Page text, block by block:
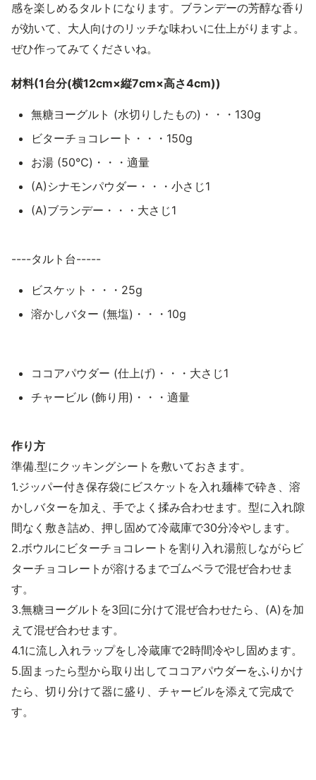
感を楽しめるタルトになります。ブランデーの芳醇な香り
が効いて、大人向けのリッチな味わいに仕上がりますよ。
ぜひ作ってみてくださいね。
材料(1台分(横12cm×縦7cm×高さ4cm))
無糖ヨーグルト (水切りしたもの)・・・130g
ビターチョコレート・・・150g
お湯 (50℃)・・・適量
(A)シナモンパウダー・・・小さじ1
(A)ブランデー・・・大さじ1
----タルト台-----
ビスケット・・・25g
溶かしバター (無塩)・・・10g
ココアパウダー (仕上げ)・・・大さじ1
チャービル (飾り用)・・・適量
作り方
準備.型にクッキングシートを敷いておきます。
1.ジッパー付き保存袋にビスケットを入れ麺棒で砕き、溶
かしバターを加え、手でよく揉み合わせます。型に入れ隙
間なく敷き詰め、押し固めて冷蔵庫で30分冷やします。
2.ボウルにビターチョコレートを割り入れ湯煎しながらビ
ターチョコレートが溶けるまでゴムベラで混ぜ合わせま
す。
3.無糖ヨーグルトを3回に分けて混ぜ合わせたら、(A)を加
えて混ぜ合わせます。
4.1に流し入れラップをし冷蔵庫で2時間冷やし固めます。
5.固まったら型から取り出してココアパウダーをふりかけ
たら、切り分けて器に盛り、チャービルを添えて完成で
す。